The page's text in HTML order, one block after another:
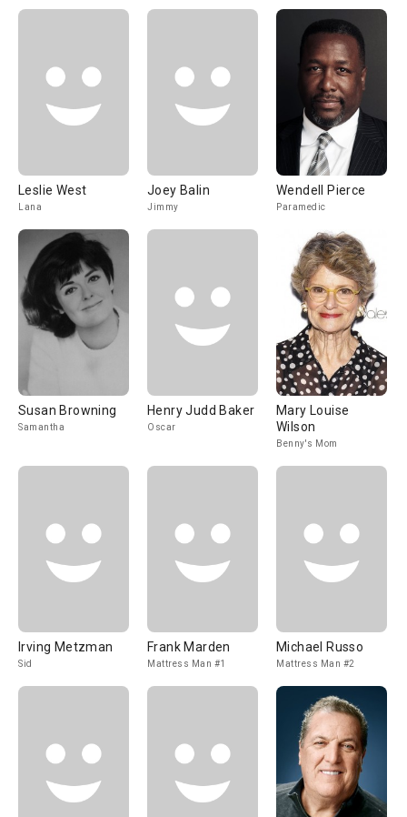
Leslie West
Lana
Joey Balin
Jimmy
Wendell Pierce
Paramedic
Susan Browning
Samantha
Henry Judd Baker
Oscar
Mary Louise
Wilson
Benny's Mom
Irving Metzman
Sid
Frank Marden
Mattress Man #1
Michael Russo
Mattress Man #2